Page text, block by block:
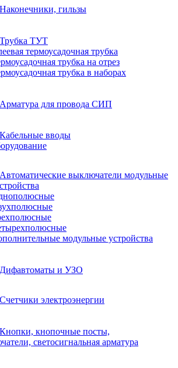
Наконечники, гильзы
Трубка ТУТ
термоусадочная трубка
трубка на отрез
трубка в наборах
Арматура для провода СИП
Кабельные вводы
Автоматические выключатели модульные
модульные устройства
Дифавтоматы и УЗО
Счетчики электроэнергии
Кнопки, кнопочные посты,
светосигнальная арматура